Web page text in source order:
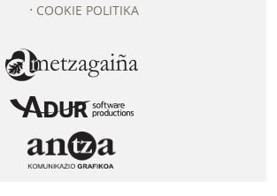
COOKIE POLITIKA